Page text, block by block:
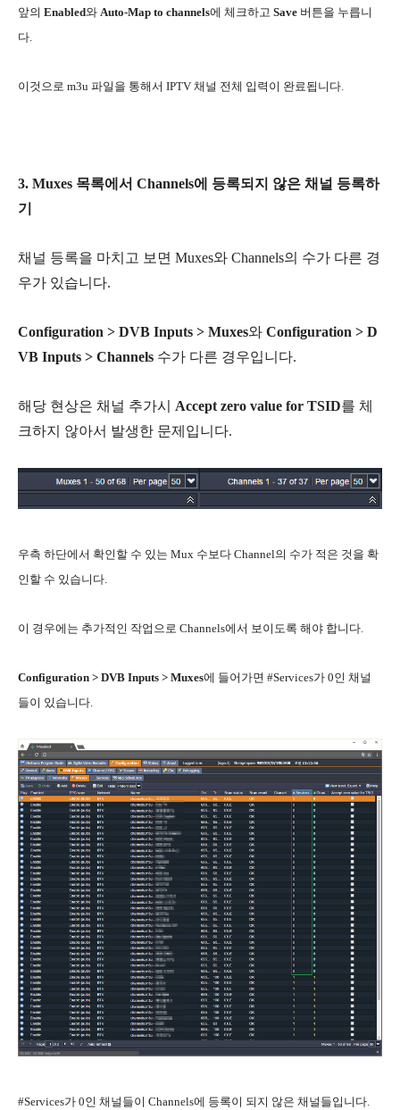
앞의 Enabled와 Auto-Map to channels에 체크하고 Save 버튼을 누릅니
다.
이것으로 m3u 파일을 통해서 IPTV 채널 전체 입력이 완료됩니다.
3. Muxes 목록에서 Channels에 등록되지 않은 채널 등록하
기
채널 등록을 마치고 보면 Muxes와 Channels의 수가 다른 경
우가 있습니다.
Configuration > DVB Inputs > Muxes와 Configuration > D
VB Inputs > Channels 수가 다른 경우입니다.
해당 현상은 채널 추가시 Accept zero value for TSID를 체
크하지 않아서 발생한 문제입니다.
우측 하단에서 확인할 수 있는 Mux 수보다 Channel의 수가 적은 것을 확
인할 수 있습니다.
이 경우에는 추가적인 작업으로 Channels에서 보이도록 해야 합니다.
Configuration > DVB Inputs > Muxes에 들어가면 #Services가 0인 채널
들이 있습니다.
#Services가 0인 채널들이 Channels에 등록이 되지 않은 채널들입니다.